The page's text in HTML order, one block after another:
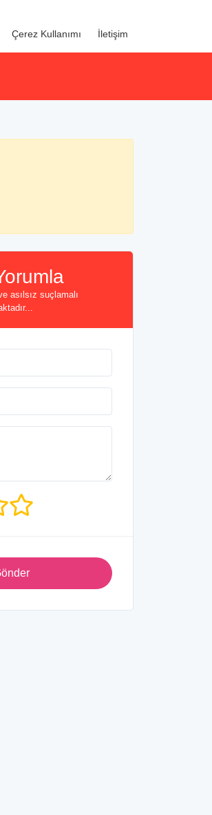
Çerez Kullanımı İletişim
asılsız suçlamalı